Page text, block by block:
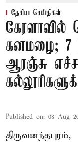
தேசிய செய்திகள்
கேரளாவில்
கனமழை; 7
ஆரஞ்சு
Published on: 08 Aug
திருவனந்தபுரம்,